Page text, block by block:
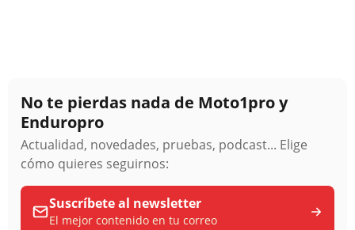
No te pierdas nada de Moto1pro y
Enduropro
Actualidad, novedades, pruebas, podcast... Elige
cómo quieres seguirnos:
Suscríbete al newsletter
El mejor contenido en tu correo